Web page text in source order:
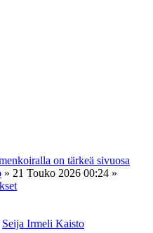
on tärkeä sivuosa
» 21 Touko 2026 00:24 »
Seija Irmeli Kaisto